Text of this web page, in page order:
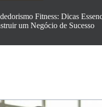
Fitness: Dicas
um Negócio de Sucesso